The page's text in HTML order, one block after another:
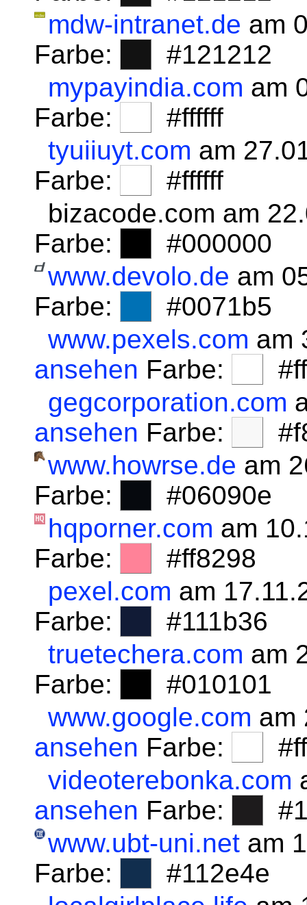
mdw-intranet.de am
Farbe:
#121212
mypayindia.com am
Farbe:
#ffffff
tyuiiuyt.com am
Farbe:
#ffffff
bizacode.com am
Farbe:
#000000
www.devolo.de am
Farbe:
#0071b5
www.pexels.com am
ansehen Farbe:
gegcorporation.com
ansehen Farbe:
www.howrse.de am
Farbe:
#06090e
hqporner.com am
Farbe:
#ff8298
pexel.com am
Farbe:
#111b36
truetechera.com am
Farbe:
#010101
www.google.com am
ansehen Farbe:
videoterebonka.com
ansehen Farbe:
www.ubt-uni.net am
Farbe:
#112e4e